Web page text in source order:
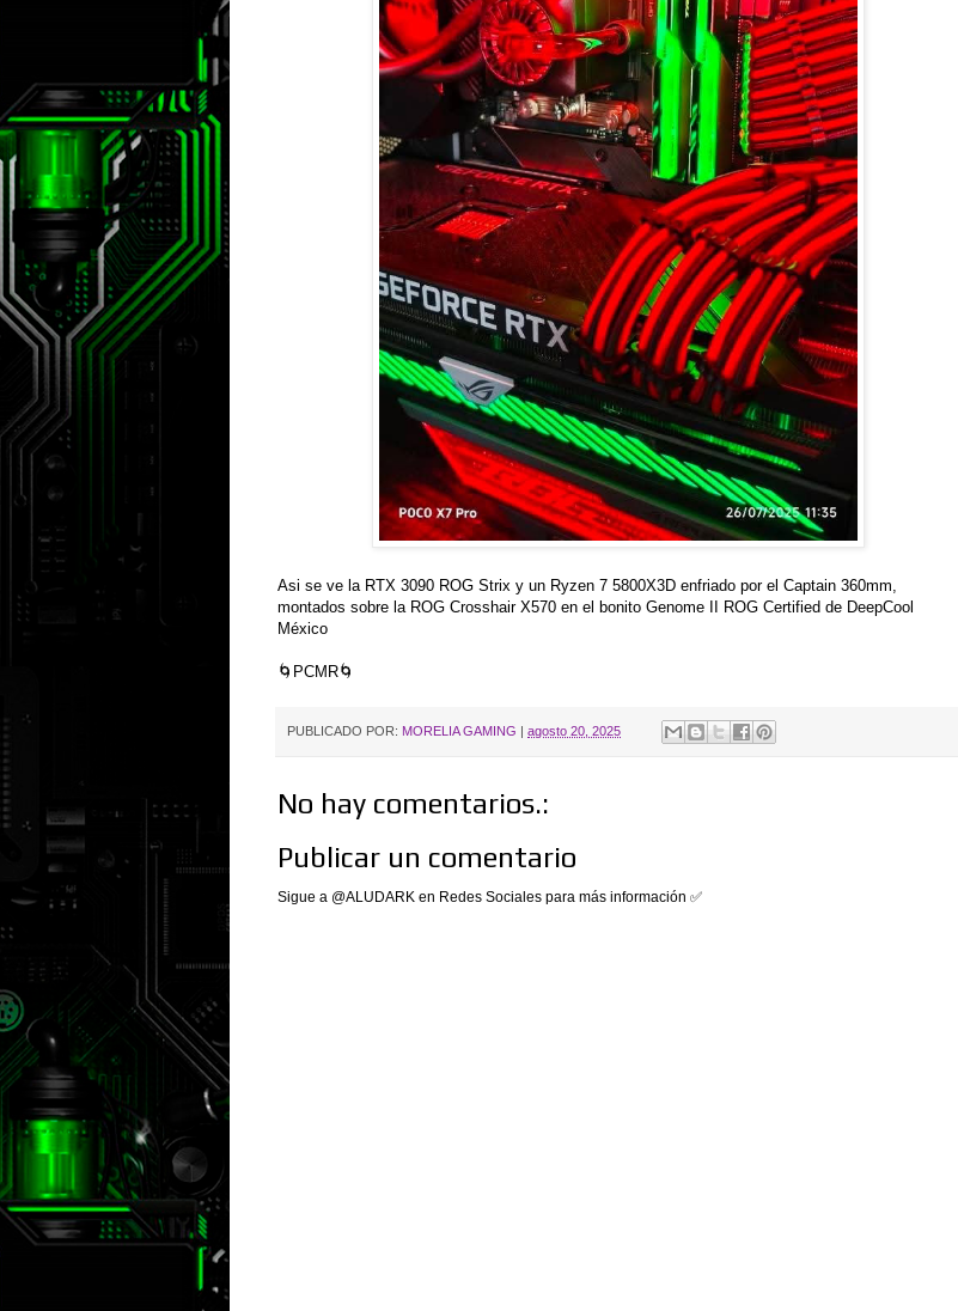
Asi se ve la RTX 3090 ROG Strix y un Ryzen 7 5800X3D enfriado por el Captain 360mm,
montados sobre la ROG Crosshair X570 en el bonito Genome II ROG Certified de DeepCool
México
🌀PCMR🌀
PUBLICADO POR: MORELIA GAMING | agosto 20, 2025
No hay comentarios.:
Publicar un comentario
Sigue a @ALUDARK en Redes Sociales para más información ✅